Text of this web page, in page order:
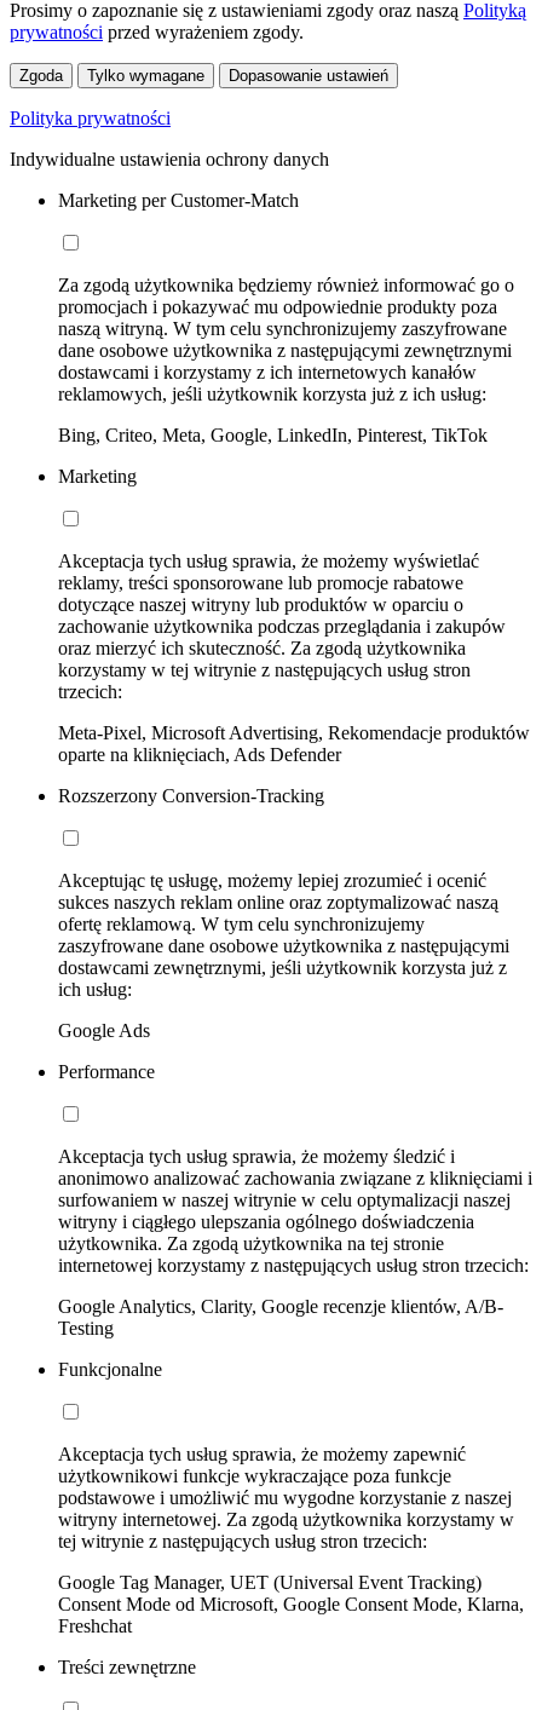
Prosimy o zapoznanie się z ustawieniami zgody oraz naszą Polityką
prywatności przed wyrażeniem zgody.
Zgoda Tylko wymagane Dopasowanie ustawień
Polityka prywatności
Indywidualne ustawienia ochrony danych
Marketing per Customer-Match
Za zgodą użytkownika będziemy również informować go o
promocjach i pokazywać mu odpowiednie produkty poza
naszą witryną. W tym celu synchronizujemy zaszyfrowane
dane osobowe użytkownika z następującymi zewnętrznymi
dostawcami i korzystamy z ich internetowych kanałów
reklamowych, jeśli użytkownik korzysta już z ich usług:
Bing, Criteo, Meta, Google, LinkedIn, Pinterest, TikTok
Marketing
Akceptacja tych usług sprawia, że możemy wyświetlać
reklamy, treści sponsorowane lub promocje rabatowe
dotyczące naszej witryny lub produktów w oparciu o
zachowanie użytkownika podczas przeglądania i zakupów
oraz mierzyć ich skuteczność. Za zgodą użytkownika
korzystamy w tej witrynie z następujących usług stron
trzecich:
Meta-Pixel, Microsoft Advertising, Rekomendacje produktów
oparte na kliknięciach, Ads Defender
Rozszerzony Conversion-Tracking
Akceptując tę usługę, możemy lepiej zrozumieć i ocenić
sukces naszych reklam online oraz zoptymalizować naszą
ofertę reklamową. W tym celu synchronizujemy
zaszyfrowane dane osobowe użytkownika z następującymi
dostawcami zewnętrznymi, jeśli użytkownik korzysta już z
ich usług:
Google Ads
Performance
Akceptacja tych usług sprawia, że możemy śledzić i
anonimowo analizować zachowania związane z kliknięciami i
surfowaniem w naszej witrynie w celu optymalizacji naszej
witryny i ciągłego ulepszania ogólnego doświadczenia
użytkownika. Za zgodą użytkownika na tej stronie
internetowej korzystamy z następujących usług stron trzecich:
Google Analytics, Clarity, Google recenzje klientów, A/B-
Testing
Funkcjonalne
Akceptacja tych usług sprawia, że możemy zapewnić
użytkownikowi funkcje wykraczające poza funkcje
podstawowe i umożliwić mu wygodne korzystanie z naszej
witryny internetowej. Za zgodą użytkownika korzystamy w
tej witrynie z następujących usług stron trzecich:
Google Tag Manager, UET (Universal Event Tracking)
Consent Mode od Microsoft, Google Consent Mode, Klarna,
Freshchat
Treści zewnętrzne